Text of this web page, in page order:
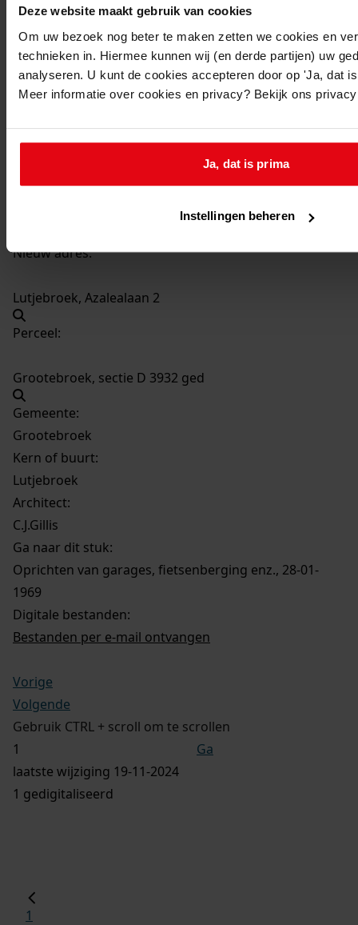
Deze website maakt gebruik van cookies
Om uw bezoek nog beter te maken zetten we cookies en
technieken in. Hiermee kunnen wij (en derde partijen) uw
analyseren. U kunt de cookies accepteren door op 'Ja, dat
Meer informatie over cookies en privacy? Bekijk ons
Ja, dat is prima
Instellingen beheren
924Oprichten van garages, fietsenberging enz., 28-01-
1969
Datering:
Beschrijving:
Oprichten van garages, fietsenberging enz.
Nieuw adres:
Lutjebroek, Azalealaan 2
Perceel:
Grootebroek, sectie D 3932 ged
Gemeente:
Grootebroek
Kern of buurt:
Lutjebroek
Architect:
C.J.Gillis
Ga naar dit stuk:
Oprichten van garages, fietsenberging enz., 28-01-
1969
Digitale bestanden:
Bestanden per e-mail ontvangen
Vorige
Volgende
Gebruik CTRL + scroll om te scrollen
Ga
laatste wijziging 19-11-2024
1 gedigitaliseerd
1